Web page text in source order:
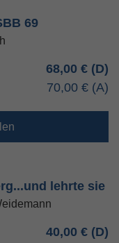
69
68,00 €
70,00 €
lehrte sie
40,00 €